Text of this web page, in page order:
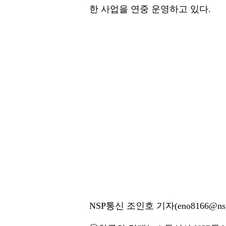
한 사업을 연중 운영하고 있다.
NSP통신 조인호 기자